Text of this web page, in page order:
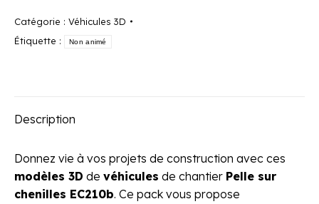
3D
:
Catégorie : Véhicules 3D
Étiquette :
Non animé
Description
Donnez vie à vos projets de construction avec ces
modèles 3D de véhicules de chantier Pelle sur
chenilles EC210b. Ce pack vous propose